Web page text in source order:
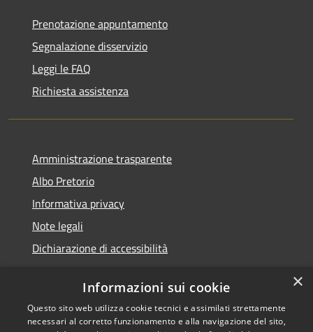
Prenotazione appuntamento
Segnalazione disservizio
Leggi le FAQ
Richiesta assistenza
Amministrazione trasparente
Albo Pretorio
Informativa privacy
Note legali
Dichiarazione di accessibilità
RSS
Comune convenzionato
×
Informazioni sui cookie
Questo sito web utilizza cookie tecnici e assimilati strettamente
necessari al corretto funzionamento e alla navigazione del sito,